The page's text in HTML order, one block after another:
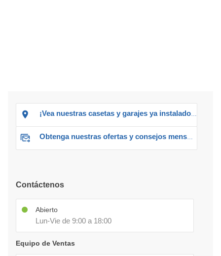
¡Vea nuestras casetas y garajes ya instalados!
Obtenga nuestras ofertas y consejos mensuales
Contáctenos
Abierto
Lun-Vie de 9:00 a 18:00
Equipo de Ventas